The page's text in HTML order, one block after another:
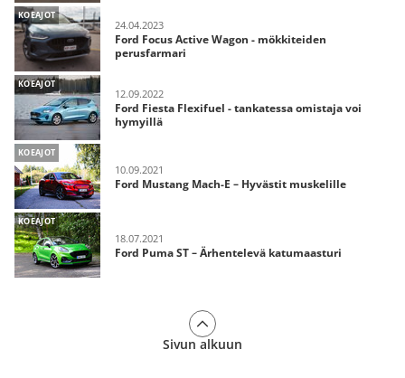
KOEAJOT
24.04.2023
Ford Focus Active Wagon - mökkiteiden
perusfarmari
KOEAJOT
12.09.2022
Ford Fiesta Flexifuel - tankatessa omistaja voi
hymyillä
KOEAJOT
10.09.2021
Ford Mustang Mach-E – Hyvästit muskelille
KOEAJOT
18.07.2021
Ford Puma ST – Ärhentelevä katumaasturi
Sivun alkuun